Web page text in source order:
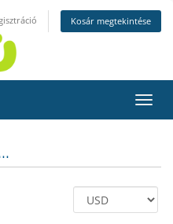
Kosár megtekintése